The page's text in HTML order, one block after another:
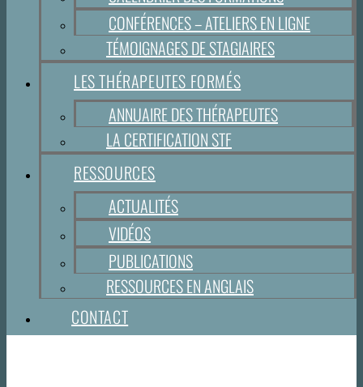
CONFÉRENCES – ATELIERS EN LIGNE
TÉMOIGNAGES DE STAGIAIRES
LES THÉRAPEUTES FORMÉS
ANNUAIRE DES THÉRAPEUTES
LA CERTIFICATION STF
RESSOURCES
ACTUALITÉS
VIDÉOS
PUBLICATIONS
RESSOURCES EN ANGLAIS
CONTACT